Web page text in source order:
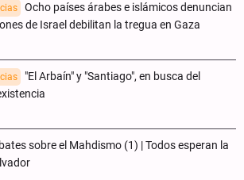
Ocho países árabes e islámicos denuncian
de Israel debilitan la tregua en Gaza
"El Arbaín" y "Santiago", en busca del
sobre el Mahdismo (1) | Todos esperan la